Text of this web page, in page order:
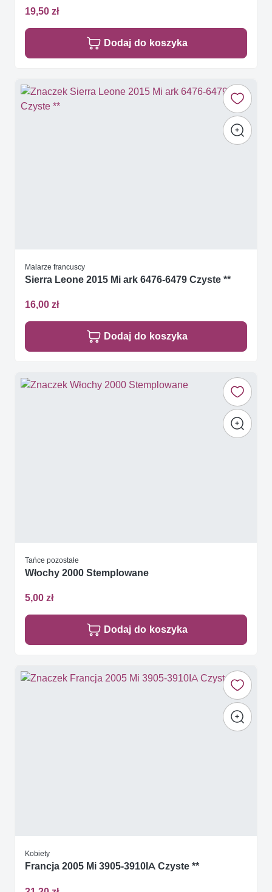
19,50 zł
Dodaj do koszyka
Malarze francuscy
Sierra Leone 2015 Mi ark 6476-6479 Czyste **
16,00 zł
Dodaj do koszyka
Tańce pozostałe
Włochy 2000 Stemplowane
5,00 zł
Dodaj do koszyka
Kobiety
Francja 2005 Mi 3905-3910IA Czyste **